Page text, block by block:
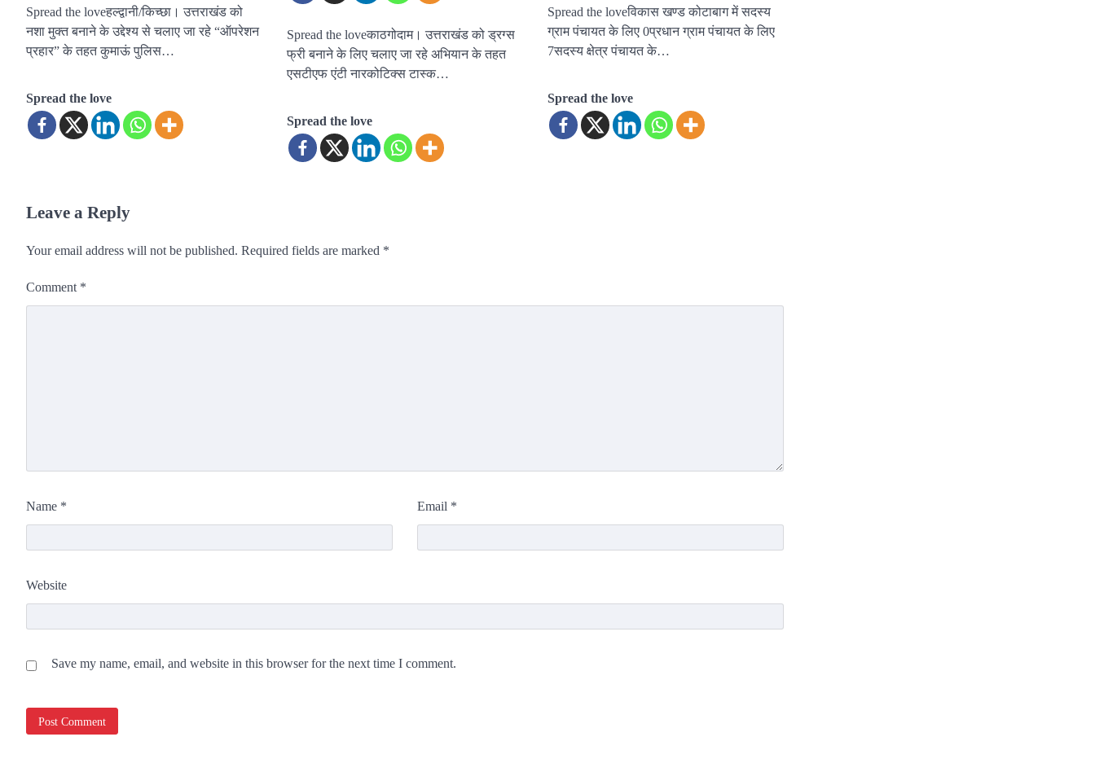
Spread the loveहल्द्वानी/किच्छा। उत्तराखंड को
नशा मुक्त बनाने के उद्देश्य से चलाए जा रहे “ऑपरेशन
प्रहार” के तहत कुमाऊं पुलिस…
Spread the love
Spread the loveकाठगोदाम। उत्तराखंड को ड्रग्स
फ्री बनाने के लिए चलाए जा रहे अभियान के तहत
एसटीएफ एंटी नारकोटिक्स टास्क…
Spread the love
Spread the loveविकास खण्ड कोटाबाग में सदस्य
ग्राम पंचायत के लिए 0प्रधान ग्राम पंचायत के लिए
7सदस्य क्षेत्र पंचायत के…
Spread the love
Leave a Reply
Your email address will not be published. Required fields are marked *
Comment *
Name * Email *
Website
Save my name, email, and website in this browser for the next time I comment.